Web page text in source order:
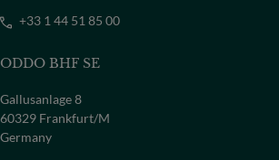
+33 1 44 51 85 00
ODDO BHF SE
Gallusanlage 8
60329 Frankfurt/M
Germany